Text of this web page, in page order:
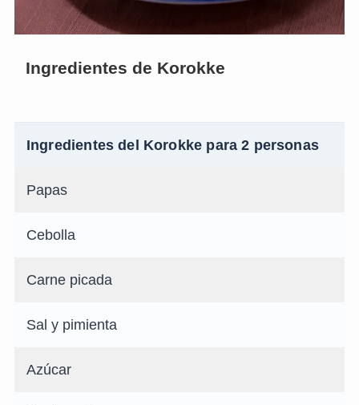
Ingredientes de Korokke
Ingredientes del Korokke para 2 personas
Papas
Cebolla
Carne picada
Sal y pimienta
Azúcar